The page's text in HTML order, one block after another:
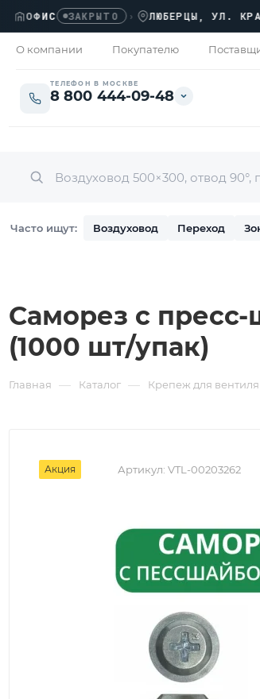
ОФИС ЗАКРЫТО › ЛЮБЕРЦЫ, УЛ.
О компании Покупателю
ТЕЛЕФОН В МОСКВЕ
8 800 444-09-48
Часто ищут: Воздуховод Переход
Саморез с
(1000 шт/упак)
Главная — Каталог — Крепеж для
Акция Артикул: VTL-00203262